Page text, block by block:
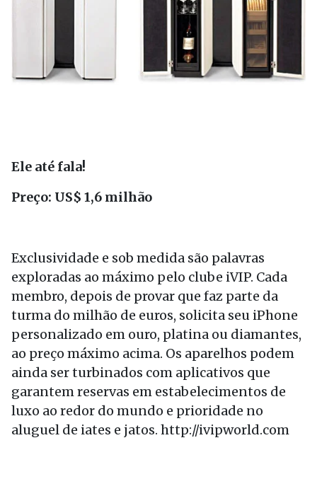
Ele até fala!
Preço: US$ 1,6 milhão
Exclusividade e sob medida são palavras
exploradas ao máximo pelo clube iVIP. Cada
membro, depois de provar que faz parte da
turma do milhão de euros, solicita seu iPhone
personalizado em ouro, platina ou diamantes,
ao preço máximo acima. Os aparelhos podem
ainda ser turbinados com aplicativos que
garantem reservas em estabelecimentos de
luxo ao redor do mundo e prioridade no
aluguel de iates e jatos. http://ivipworld.com